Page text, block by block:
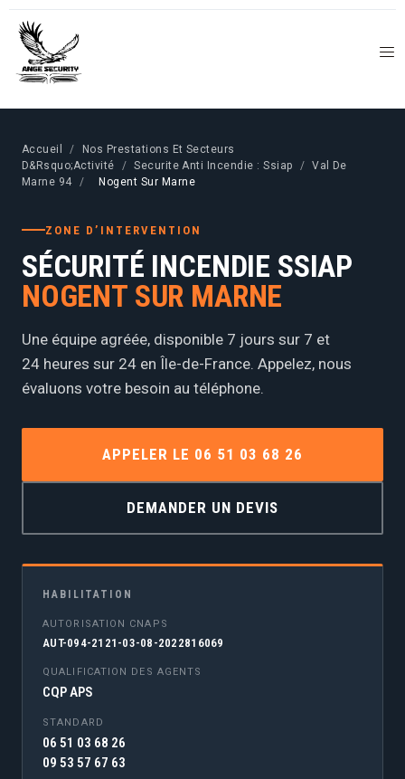
Accueil /
Nos Prestations Et Secteurs
D&Rsquo;Activité
/ Securite Anti Incendie : Ssiap / Val De
Marne 94
/ Nogent Sur Marne
ZONE D’INTERVENTION
SÉCURITÉ INCENDIE SSIAP
NOGENT SUR MARNE
Une équipe agréée, disponible 7 jours sur 7 et
24 heures sur 24 en Île-de-France. Appelez, nous
évaluons votre besoin au téléphone.
APPELER LE 06 51 03 68 26
DEMANDER UN DEVIS
HABILITATION
AUTORISATION CNAPS
AUT-094-2121-03-08-2022816069
QUALIFICATION DES AGENTS
CQP APS
STANDARD
06 51 03 68 26
09 53 57 67 63